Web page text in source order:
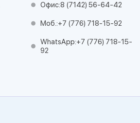
Офис:8 (7142) 56-64-42
Моб.:+7 (776) 718-15-92
WhatsApp:+7 (776) 718-15-
92